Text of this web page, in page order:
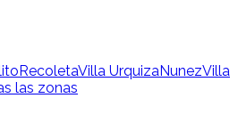
RecoletaVilla UrquizaNunezVilla
las zonas